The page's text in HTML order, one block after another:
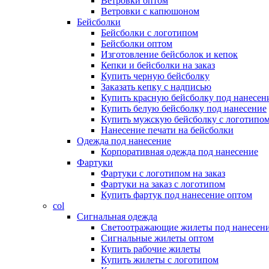
Ветровки с капюшоном
Бейсболки
Бейсболки с логотипом
Бейсболки оптом
Изготовление бейсболок и кепок
Кепки и бейсболки на заказ
Купить черную бейсболку
Заказать кепку с надписью
Купить красную бейсболку под
Купить белую бейсболку под нанесение
Купить мужскую бейсболку с
Нанесение печати на бейсболки
Одежда под нанесение
Корпоративная одежда под нанесение
Фартуки
Фартуки с логотипом на заказ
Фартуки на заказ с логотипом
Купить фартук под нанесение оптом
col
Сигнальная одежда
Светоотражающие жилеты под
Сигнальные жилеты оптом
Купить рабочие жилеты
Купить жилеты с логотипом